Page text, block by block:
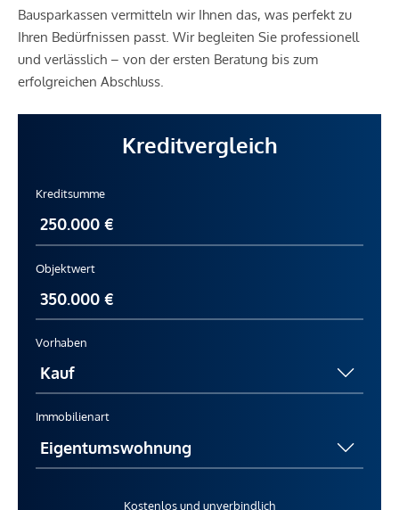
Bausparkassen vermitteln wir Ihnen das, was perfekt zu
Ihren Bedürfnissen passt. Wir begleiten Sie professionell
und verlässlich – von der ersten Beratung bis zum
erfolgreichen Abschluss.
Kreditvergleich
Kreditsumme
Objektwert
Vorhaben
Immobilienart
Kostenlos und unverbindlich